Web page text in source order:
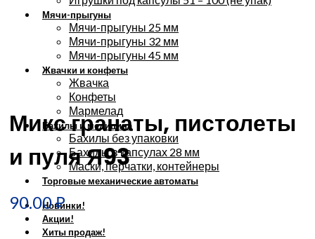
Мячи-прыгуны
Мячи-прыгуны 25 мм
Мячи-прыгуны 32 мм
Мячи-прыгуны 45 мм
Жвачки и конфеты
Жвачка
Конфеты
Мармелад
Бахилы и медицина
Бахилы без упаковки
Бахилы в капсулах 28 мм
Маски, перчатки, контейнеры
Торговые механические автоматы
Новинки!
Акции!
Хиты продаж!
Увеличить
Микс гранаты, пистолеты
и пуля Я93
90.00₽